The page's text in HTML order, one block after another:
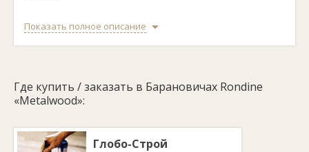
керамогранита, поэтому имеет все его привлекательные
свойства: высокую стойкость к истиранию, ударопрочность и
очень плотную поверхность, которая не впитывает грязь и
Чтобы согласовать с продавцом покупку плитки Rondine
«Metalwood», позвоните ему по указанным выше телефонам.
Показать полное описание
Где купить / заказать в Барановичах Rondine
«Metalwood»:
Глобо-Строй